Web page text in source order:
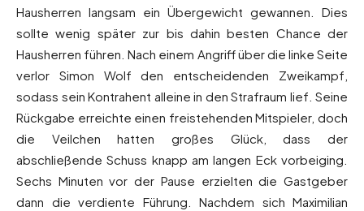
Hausherren langsam ein Übergewicht gewannen. Dies
sollte wenig später zur bis dahin besten Chance der
Hausherren führen. Nach einem Angriff über die linke Seite
verlor Simon Wolf den entscheidenden Zweikampf,
sodass sein Kontrahent alleine in den Strafraum lief. Seine
Rückgabe erreichte einen freistehenden Mitspieler, doch
die Veilchen hatten großes Glück, dass der
abschließende Schuss knapp am langen Eck vorbeiging.
Sechs Minuten vor der Pause erzielten die Gastgeber
dann die verdiente Führung. Nachdem sich Maximilian